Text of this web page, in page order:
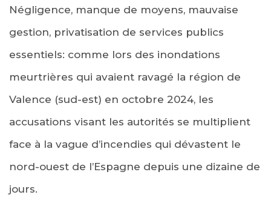
Négligence, manque de moyens, mauvaise
gestion, privatisation de services publics
essentiels: comme lors des inondations
meurtrières qui avaient ravagé la région de
Valence (sud-est) en octobre 2024, les
accusations visant les autorités se multiplient
face à la vague d’incendies qui dévastent le
nord-ouest de l’Espagne depuis une dizaine de
jours.